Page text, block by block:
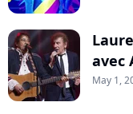
avec
May 1,